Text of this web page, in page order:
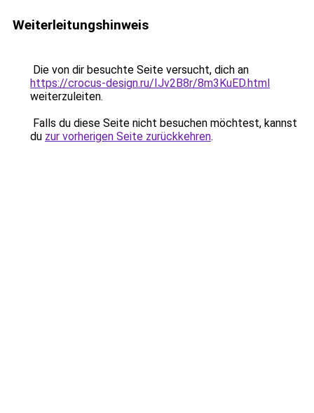
Weiterleitungshinweis
Die von dir besuchte Seite versucht, dich an
https://crocus-design.ru/IJv2B8r/8m3KuED.html
weiterzuleiten.
Falls du diese Seite nicht besuchen möchtest, kannst
du zur vorherigen Seite zurückkehren.